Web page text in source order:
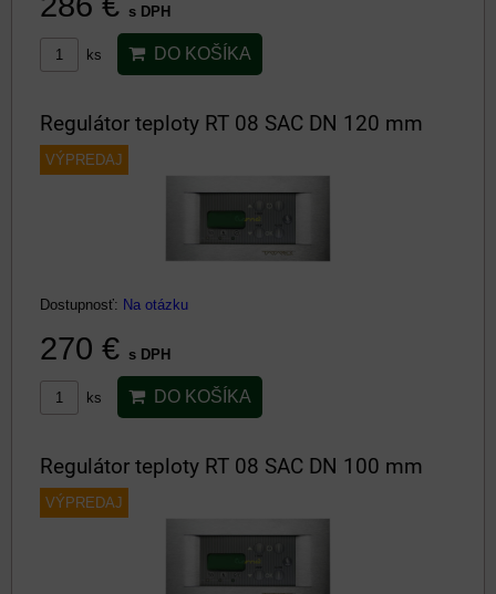
s DPH
ks DO KOŠÍKA
Regulátor teploty RT 08 SAC DN 120 mm
VÝPREDAJ
Dostupnosť: Na otázku
270 € s DPH
ks DO KOŠÍKA
Regulátor teploty RT 08 SAC DN 100 mm
VÝPREDAJ